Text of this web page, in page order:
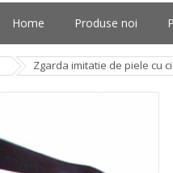
Home Produse noi
Zgarda imitatie de piele cu